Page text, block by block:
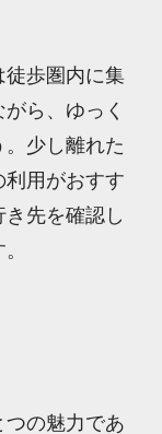
徒歩圏内に集
ら、ゆっく
少し離れた
用がおすす
先を確認し
の魅力であ